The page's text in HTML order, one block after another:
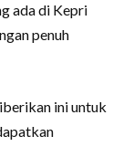
ada di Kepri
penuh
ini untuk